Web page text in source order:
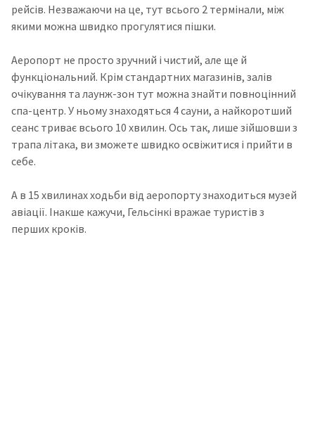
рейсів. Незважаючи на це, тут всього 2 термінали, між
якими можна швидко прогулятися пішки.
Аеропорт не просто зручний і чистий, але ще й
функціональний. Крім стандартних магазинів, залів
очікування та лаунж-зон тут можна знайти повноцінний
спа-центр. У ньому знаходяться 4 сауни, а найкоротший
сеанс триває всього 10 хвилин. Ось так, лише зійшовши з
трапа літака, ви зможете швидко освіжитися і прийти в
себе.
А в 15 хвилинах ходьби від аеропорту знаходиться музей
авіації. Інакше кажучи, Гельсінкі вражае туристів з
перших кроків.